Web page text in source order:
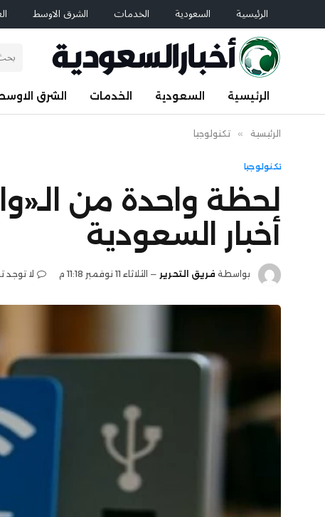
الرئيسية السعودية الخدمات الشرق الاوسط
الرئيسية السعودية الخدمات الشرق
الرئيسية » تكنولوجيا
تكنولوجيا
لحظة واحدة من
أخبار السعودية
بواسطة فريق التحرير الثلاثاء 11 نوفمبر 11:18 م لا توجد